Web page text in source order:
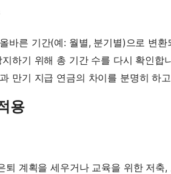
바른 기간(예: 월별, 분기별)으로 변환
하기 위해 총 기간 수를 다시 확인합
만기 지급 연금의 차이를 분명히 하
용
퇴 계획을 세우거나 교육을 위한 저